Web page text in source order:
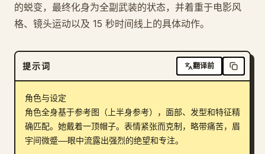
更新
的蜕变，最终化身为全副武装的状态，并着重于电影风
格、镜头运动以及 15 秒时间线上的具体动作。
提示词 翻译前
角色与设定
角色全身基于参考图（上半身参考），面部、发型和特征精
确匹配。她戴着一顶帽子。表情紧张而克制，略带痛苦，眉
宇间微蹙——眼中流露出强烈的绝望和专注。